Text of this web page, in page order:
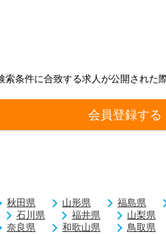
索条件に合致する求人が公開された
会員登録する
秋田県 山形県 福島県
石川県 福井県 山梨県
奈良県 和歌山県 鳥取県